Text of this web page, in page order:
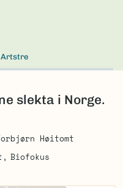
Artstre
slekta i Norge.
Høitomt
Biofokus